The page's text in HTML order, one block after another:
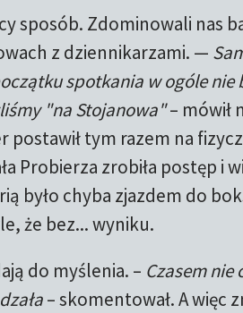
sposób. Zdominowali nas
z dziennikarzami. —
spotkania w ogóle nie
"na Stojanowa"– mówił
postawił tym razem na
Probierza zrobiła postęp i
było chyba zjazdem do
że bez... wyniku.
do myślenia. – Czasem nie
– skomentował. A więc